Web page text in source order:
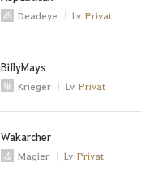
Deadeye Lv Privat
BiIlyMays
Krieger Lv Privat
Wakarcher
Magier Lv Privat